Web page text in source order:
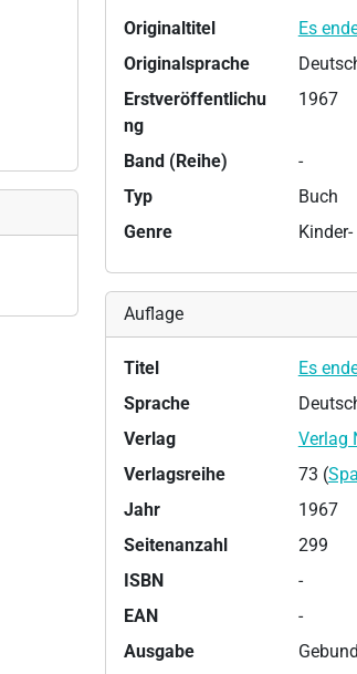
Originaltitel
Es
Originalsprache
Erstveröffentlichu
ng
1967
Band (Reihe)
-
Typ
Buch
Genre
Auflage
Titel
Es
Sprache
Verlag
Verlag
Verlagsreihe
73 (
Jahr
1967
Seitenanzahl
299
ISBN
-
EAN
-
Ausgabe